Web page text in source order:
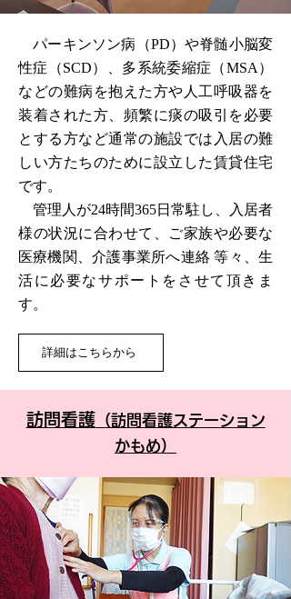
パーキンソン病（PD）や脊髄小脳変
性症（SCD）、多系統委縮症（MSA）
などの難病を抱えた方や人工呼吸器を
装着された方、頻繁に痰の吸引を必要
とする方など通常の施設では入居の難
しい方たちのために設立した賃貸住宅
です。
管理人が24時間365日常駐し、入居者
様の状況に合わせて、ご家族や必要な
医療機関、介護事業所へ連絡 等々、生
活に必要なサポートをさせて頂きま
す。
詳細はこちらから
訪問看護（訪問看護ステーション
かもめ）